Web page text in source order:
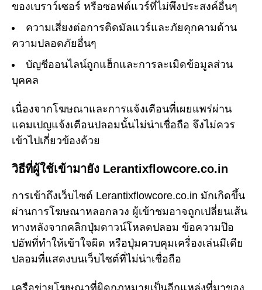
ของเบราว์เซอร์ หรือซอฟต์แวร์ที่ไม่พึงประสงค์อื่นๆ
ความเสี่ยงต่อการติดมัลแวร์และภัยคุกคามด้าน
ความปลอดภัยอื่นๆ
บัญชีออนไลน์ถูกแฮ็กและการละเมิดข้อมูลส่วน
บุคคล
เนื่องจากโฆษณาและการแจ้งเตือนที่เผยแพร่ผ่าน
แคมเปญแจ้งเตือนปลอมนั้นไม่น่าเชื่อถือ จึงไม่ควร
เข้าไปเกี่ยวข้องด้วย
วิธีที่ผู้ใช้เข้ามายัง Lerantixflowcore.co.in
การเข้าถึงเว็บไซต์ Lerantixflowcore.co.in มักเกิดขึ้น
ผ่านการโฆษณาหลอกลวง ผู้เข้าชมอาจถูกเปลี่ยนเส้น
ทางหลังจากคลิกปุ่มดาวน์โหลดปลอม ข้อความป๊อ
ปอัพที่ทำให้เข้าใจผิด หรือปุ่มควบคุมเครื่องเล่นมีเดีย
ปลอมที่แสดงบนเว็บไซต์ที่ไม่น่าเชื่อถือ
เครือข่ายโฆษณาที่ผิดกฎหมายเป็นอีกแหล่งที่มาของ